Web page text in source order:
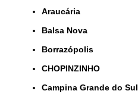
Araucária
Balsa Nova
Borrazópolis
CHOPINZINHO
Campina Grande do Sul